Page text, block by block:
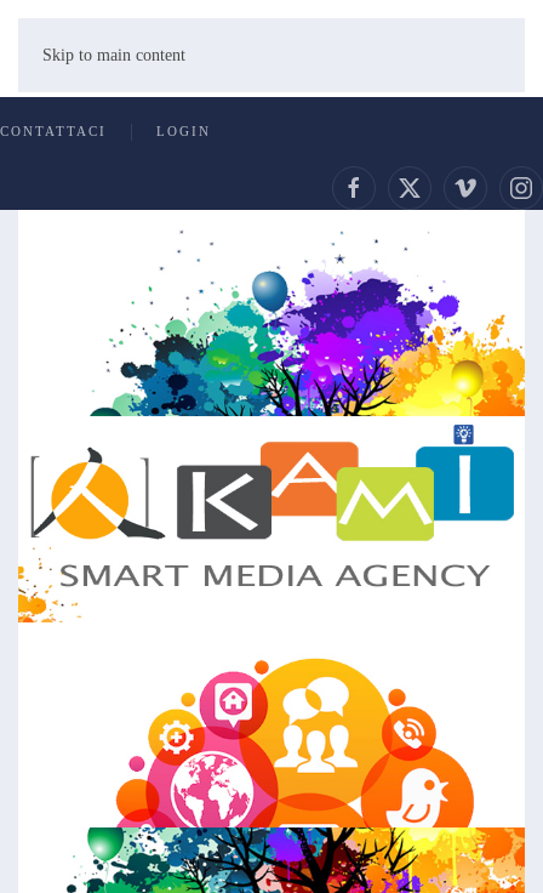
Skip to main content
CONTATTACI LOGIN